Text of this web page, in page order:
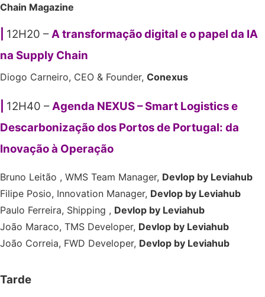
Chain Magazine
12H20 –A transformação digital e o papel da IA
na Supply Chain
Diogo Carneiro, CEO & Founder, Conexus
12H40 –Agenda NEXUS – Smart Logistics e
Descarbonização dos Portos de Portugal: da
Inovação à Operação
Bruno Leitão , WMS Team Manager, Devlop by Leviahub
Filipe Posio, Innovation Manager, Devlop by Leviahub
Paulo Ferreira, Shipping , Devlop by Leviahub
João Maraco, TMS Developer, Devlop by Leviahub
João Correia, FWD Developer, Devlop by Leviahub
Tarde